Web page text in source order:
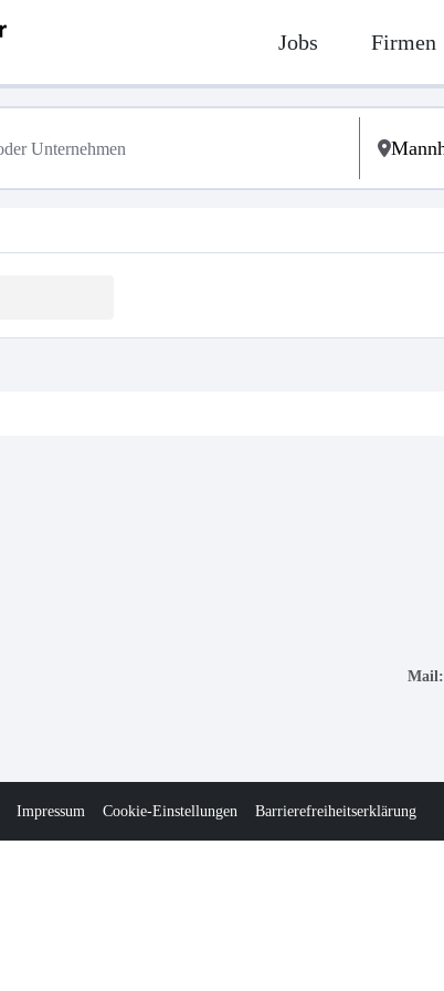
Jobs Firmen
Mail:
Impressum Cookie-Einstellungen Barrierefreiheitserklärung